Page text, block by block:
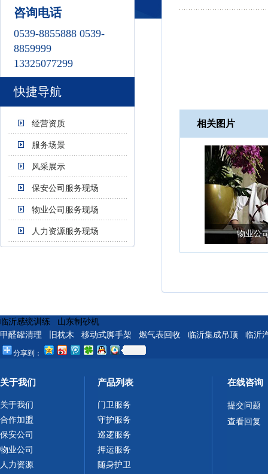
咨询电话
0539-8855888 0539-
8859999
13325077299
快捷导航
经营资质
服务场景
风采展示
保安公司服务现场
物业公司服务现场
人力资源服务现场
相关图片
物业公
临沂感统训练
山东制砂机
甲醛罐清理
旧枕木 移动式脚手架 燃气表回收 临沂集成吊顶 临沂
分享到：
关于我们
关于我们
合作加盟
保安公司
物业公司
人力资源
产品列表
门卫服务
守护服务
巡逻服务
押运服务
随身护卫
在线咨询
提交问题
查看回复